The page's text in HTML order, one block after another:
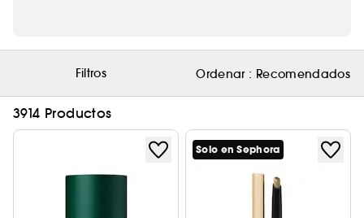
Filtros Ordenar : Recomendados
3914 Productos
Solo en Sephora